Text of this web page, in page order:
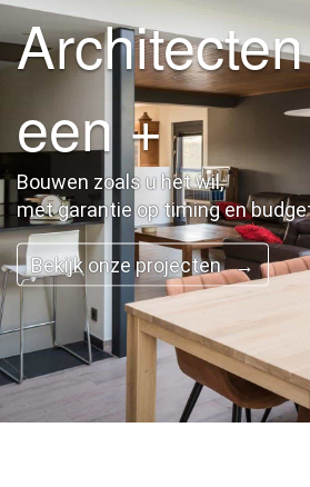
een +
Bouwen zoals u het wil,
met garantie op timing en
Bekijk onze projecten →